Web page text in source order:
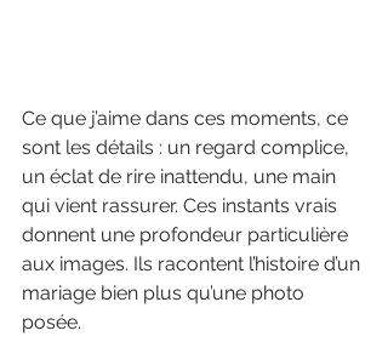
Ce que j’aime dans ces moments, ce
sont les détails : un regard complice,
un éclat de rire inattendu, une main
qui vient rassurer. Ces instants vrais
donnent une profondeur particulière
aux images. Ils racontent l’histoire d’un
mariage bien plus qu’une photo
posée.